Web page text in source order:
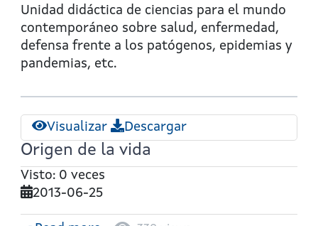
Salud
y
enfermedad
Unidad didáctica de ciencias para el mundo
contemporáneo sobre salud, enfermedad,
defensa frente a los patógenos, epidemias y
pandemias, etc.
Visualizar Descargar
Origen de la vida
Visto: 0 veces
2013-06-25